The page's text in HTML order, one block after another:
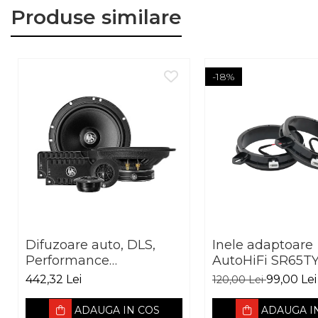
Răspuns în frecvență:
Sensibilitate: 86 dB;
Produse similare
Difuzoare auto, DLS,
Performance
Advantage PA6.20,
3Ohm
442,32 Lei
ADAUGA IN COS
-18%
Inele adaptoare
AutoHiFi
pentru Toyota
120,00 Lei99,00 Lei
ADAUGA